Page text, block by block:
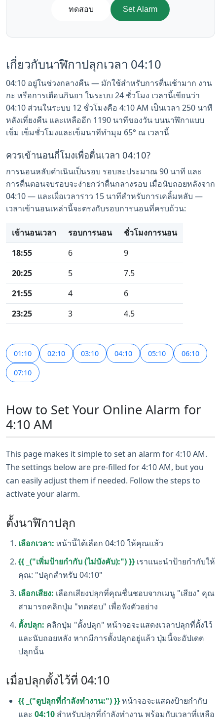
ทดสอบ Set Alarm
เกี่ยวกับนาฬิกาปลุกเวลา 04:10
04:10 อยู่ในช่วงกลางคืน — มักใช้สำหรับการตื่นเช้ามาก งาน
กะ หรือการเตือนกินยา ในระบบ 24 ชั่วโมง เวลานี้เขียนว่า
04:10 ส่วนในระบบ 12 ชั่วโมงคือ 4:10 AM เป็นเวลา 250 นาที
หลังเที่ยงคืน และเหลืออีก 1190 นาทีของวัน บนนาฬิกาแบบ
เข็ม เข็มชั่วโมงและเข็มนาทีทำมุม 65° ณ เวลานี้
ควรเข้านอนกี่โมงเพื่อตื่นเวลา 04:10?
การนอนหลับดำเนินเป็นรอบ รอบละประมาณ 90 นาที และ
การตื่นตอนจบรอบจะง่ายกว่าตื่นกลางรอบ เมื่อนับถอยหลังจาก
04:10 — และเผื่อเวลาราว 15 นาทีสำหรับการเคลิ้มหลับ —
เวลาเข้านอนเหล่านี้จะตรงกับรอบการนอนที่ครบถ้วน:
เข้านอนเวลา รอบการนอน
ชั่วโมงการนอน
18:55
6
9
20:25
5
7.5
21:55
4
6
23:25
3 4.5
01:10 02:10 03:10 04:10 05:10 06:10
07:10
How to Set Your Online Alarm for
4:10 AM
This page makes it simple to set an alarm for 4:10 AM.
The settings below are pre-filled for 4:10 AM, but you
can easily adjust them if needed. Follow the steps to
activate your alarm.
ตั้งนาฬิกาปลุก
เลือกเวลา: หน้านี้ได้เลือก 04:10 ให้คุณแล้ว
{{ _("เพิ่มป้ายกำกับ (ไม่บังคับ):") }} เราแนะนำป้ายกำกับให้
คุณ: "ปลุกสำหรับ 04:10"
เลือกเสียง: เลือกเสียงปลุกที่คุณชื่นชอบจากเมนู "เสียง" คุณ
สามารถคลิกปุ่ม "ทดสอบ" เพื่อฟังตัวอย่าง
ตั้งปลุก: คลิกปุ่ม "ตั้งปลุก" หน้าจอจะแสดงเวลาปลุกที่ตั้งไว้
และนับถอยหลัง หากมีการตั้งปลุกอยู่แล้ว ปุ่มนี้จะอัปเดต
ปลุกนั้น
เมื่อปลุกตั้งไว้ที่ 04:10
{{ _("ดูปลุกที่กำลังทำงาน:") }}หน้าจอจะแสดงป้ายกำกับ
และ 04:10 สำหรับปลุกที่กำลังทำงาน พร้อมกับเวลาที่เหลือ